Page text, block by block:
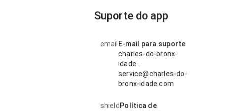
Suporte do app
email E-mail para suporte
charles-do-bronx-
idade-
service@charles-do-
bronx-idade.com
shield Política de